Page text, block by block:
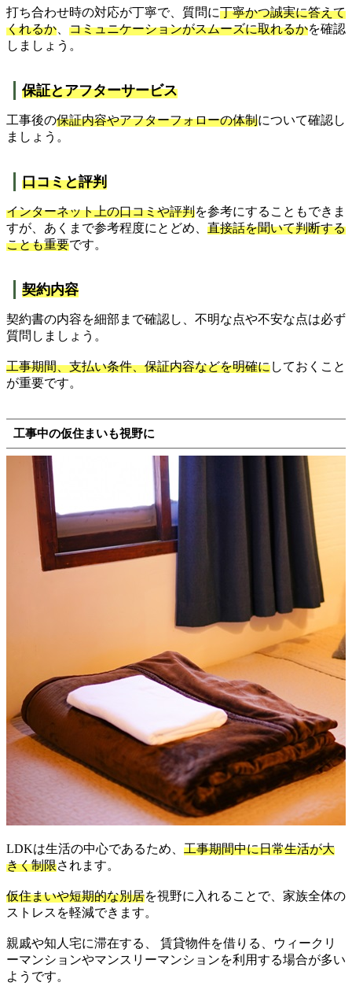
打ち合わせ時の対応が丁寧で、質問に丁寧かつ誠実に答えて
くれるか
コミュニケーションがスムーズに取れるかを確認
しましょう。
保証とアフターサービス
工事後の保証内容やアフターフォローの体制について確認し
ましょう。
口コミと評判
インターネット上の口コミや評判を参考にすることもできま
すが、あくまで参考程度にとどめ、 直接話を聞いて判断する
ことも重要です。
契約内容
契約書の内容を細部まで確認し、不明な点や不安な点は必ず
質問しましょう。
工事期間、支払い条件、保証内容などを明確にしておくこと
が重要です。
工事中の仮住まいも視野に
LDKは生活の中心であるため、 工事期間中に日常生活が大
きく制限されます。
仮住まいや短期的な別居を視野に入れることで、家族全体の
ストレスを軽減できます。
親戚や知人宅に滞在する、 賃貸物件を借りる、ウィークリ
ーマンションやマンスリーマンションを利用する場合が多い
ようです。